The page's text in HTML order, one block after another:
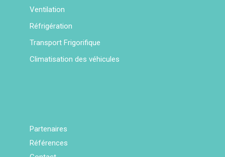
Ventilation
Réfrigération
Transport Frigorifique
Climatisation des véhicules
Partenaires
Références